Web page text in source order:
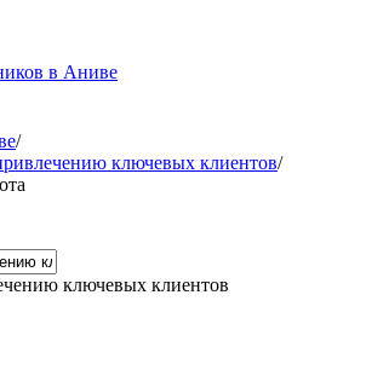
в Аниве
/
ключевых клиентов/
ключевых клиентов